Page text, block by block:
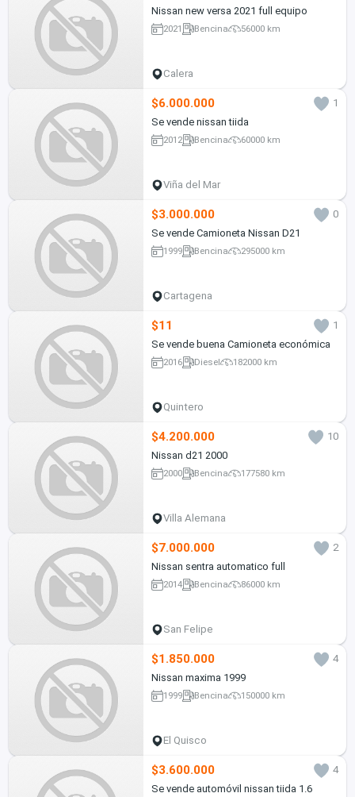
Nissan new versa 2021 full equipo
2021 Bencina 56000 km
Calera
$6.000.000
1
Se vende nissan tiida
2012 Bencina 60000 km
Viña del Mar
$3.000.000
0
Se vende Camioneta Nissan D21
1999 Bencina 295000 km
Cartagena
$11
1
Se vende buena Camioneta económica
2016 Diesel 182000 km
Quintero
$4.200.000
10
Nissan d21 2000
2000 Bencina 177580 km
Villa Alemana
$7.000.000
2
Nissan sentra automatico full
2014 Bencina 86000 km
San Felipe
$1.850.000
4
Nissan maxima 1999
1999 Bencina 150000 km
El Quisco
$3.600.000
4
Se vende automóvil nissan tiida 1.6